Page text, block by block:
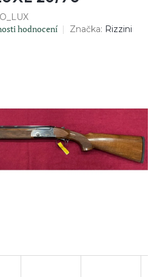
hodnocení Značka: Rizzini